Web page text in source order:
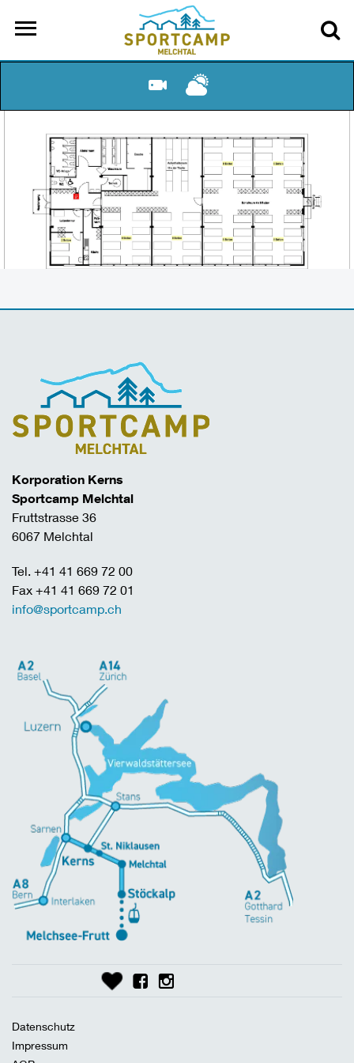
Korporation Kerns
Sportcamp Melchtal
Fruttstrasse 36
6067 Melchtal
Tel. +41 41 669 72 00
Fax +41 41 669 72 01
info@sportcamp.ch
Datenschutz
Impressum